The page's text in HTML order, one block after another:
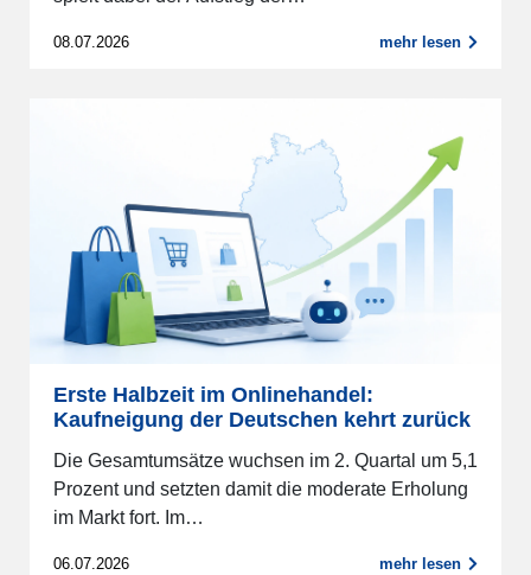
08.07.2026 mehr lesen
Erste Halbzeit im Onlinehandel:
Kaufneigung der Deutschen kehrt zurück
Die Gesamtumsätze wuchsen im 2. Quartal um 5,1
Prozent und setzten damit die moderate Erholung
im Markt fort. Im…
06.07.2026 mehr lesen